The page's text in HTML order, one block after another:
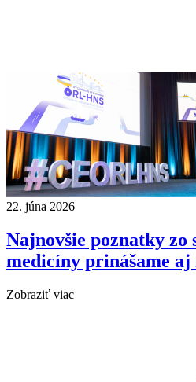
22. júna 2026
Najnovšie poznatky zo
medicíny prinášame aj
Zobraziť viac